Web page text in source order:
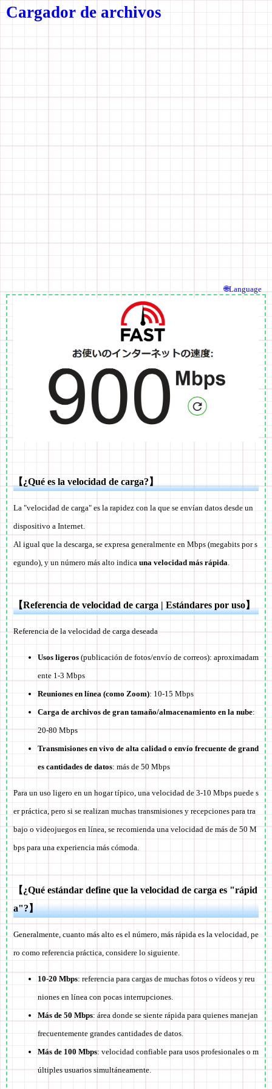
Cargador de archivos
【¿Qué es la velocidad de carga?】
La "velocidad de carga" es la rapidez con la que se envían datos desde un
dispositivo a Internet.
Al igual que la descarga, se expresa generalmente en Mbps (megabits por s
egundo), y un número más alto indica una velocidad más rápida.
【Referencia de velocidad de carga | Estándares por uso】
Referencia de la velocidad de carga deseada
Usos ligeros (publicación de fotos/envío de correos): aproximadam
ente 1-3 Mbps
Reuniones en línea (como Zoom): 10-15 Mbps
Carga de archivos de gran tamaño/almacenamiento en la nube:
20-80 Mbps
Transmisiones en vivo de alta calidad o envío frecuente de grand
es cantidades de datos: más de 50 Mbps
Para un uso ligero en un hogar típico, una velocidad de 3-10 Mbps puede s
er práctica, pero si se realizan muchas transmisiones y recepciones para tra
bajo o videojuegos en línea, se recomienda una velocidad de más de 50 M
bps para una experiencia más cómoda.
【¿Qué estándar define que la velocidad de carga es "rápid
a"?】
Generalmente, cuanto más alto es el número, más rápida es la velocidad, pe
ro como referencia práctica, considere lo siguiente.
10-20 Mbps: referencia para cargas de muchas fotos o vídeos y reu
niones en línea con pocas interrupciones.
Más de 50 Mbps: área donde se siente rápida para quienes manejan
frecuentemente grandes cantidades de datos.
Más de 100 Mbps: velocidad confiable para usos profesionales o m
últiples usuarios simultáneamente.
🌐Language